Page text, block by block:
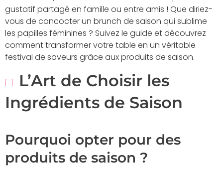
gustatif partagé en famille ou entre amis ! Que diriez-
vous de concocter un brunch de saison qui sublime
les papilles féminines ? Suivez le guide et découvrez
comment transformer votre table en un véritable
festival de saveurs grâce aux produits de saison.
L’Art de Choisir les
Ingrédients de Saison
Pourquoi opter pour des
produits de saison ?